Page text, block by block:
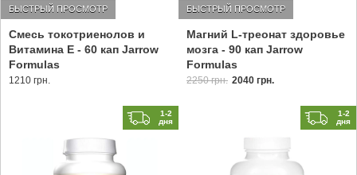
Смесь токотриенолов и
Витамина Е - 60 кап Jarrow
Formulas
БЫСТРЫЙ ПРОСМОТР
1210 грн.
Магний L-треонат здоровье
мозга - 90 кап Jarrow
Formulas
БЫСТРЫЙ ПРОСМОТР
2250 грн. 2040 грн.
1-2
дня
1-2
дня